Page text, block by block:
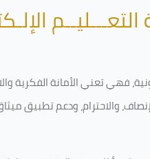
فهي تعني الأمانة
والاحترام، ودعم تطبيق